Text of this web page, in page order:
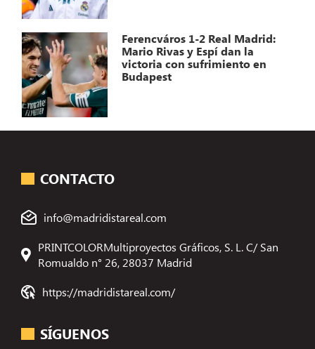
Ferencváros 1-2 Real Madrid:
Mario Rivas y Espí dan la
victoria con sufrimiento en
Budapest
CONTACTO
info@madridistareal.com
PRINTCOLORMultiproyectos Gráficos, S. L. C/ San
Romualdo n° 26, 28037 Madrid
https://madridistareal.com/
SÍGUENOS